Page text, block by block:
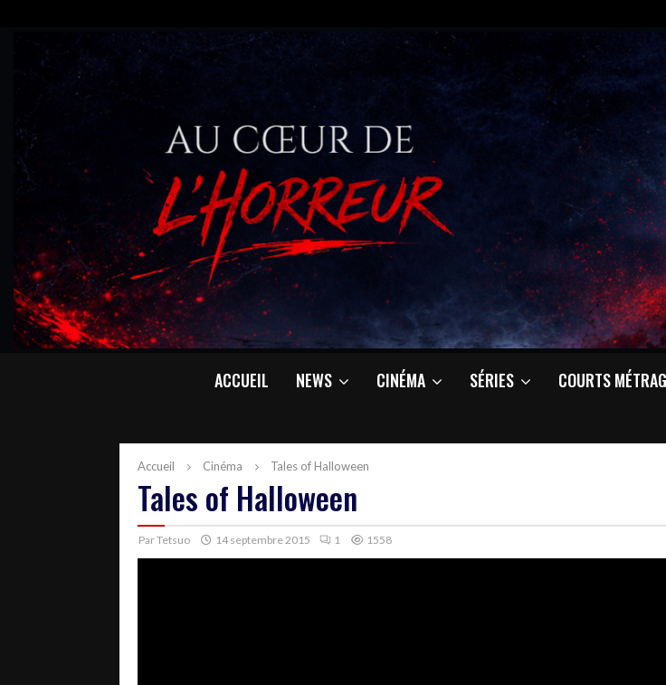
ACCUEIL NEWS CINÉMA SÉRIES COURTS
Accueil Cinéma Tales of Halloween
Tales of Halloween
ParTetsuo 14 septembre 2015 1 1558